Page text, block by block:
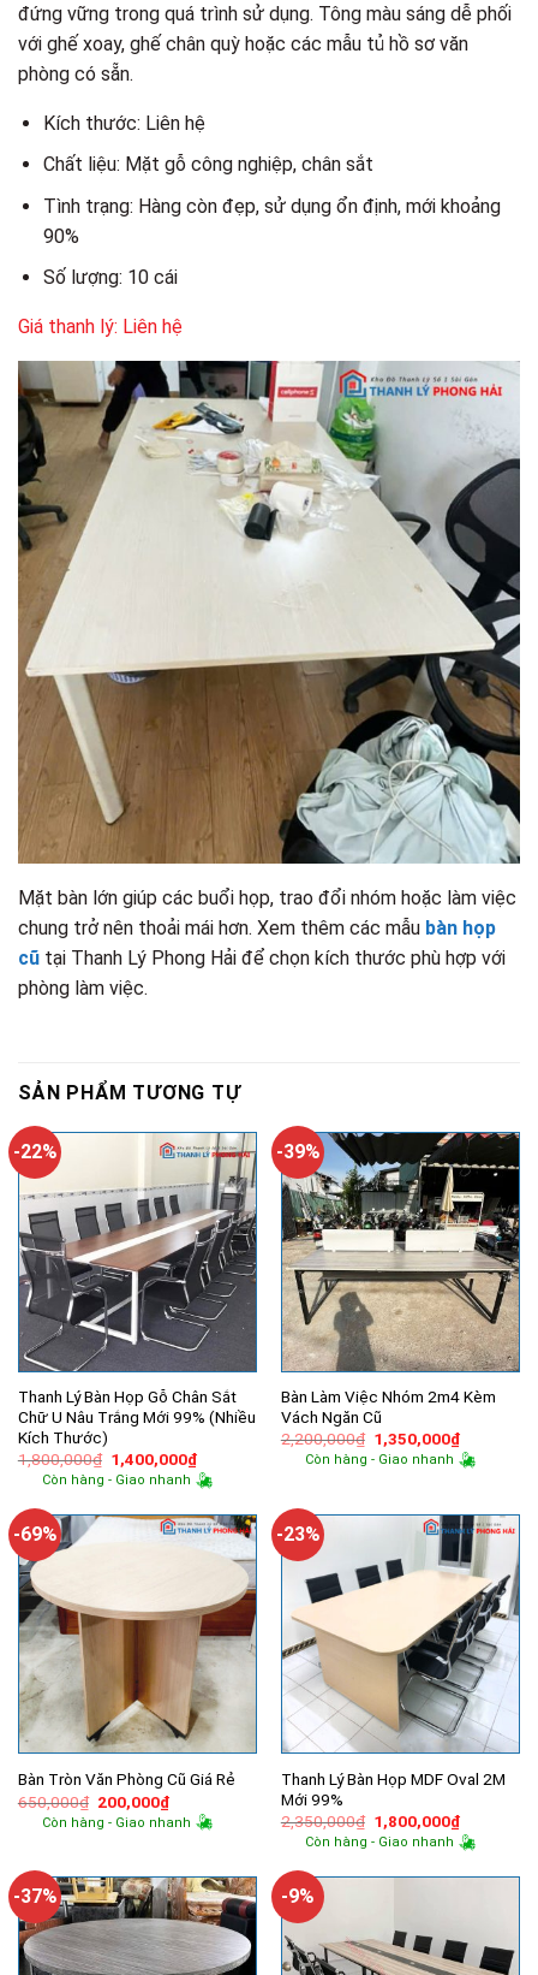
đứng vững trong quá trình sử dụng. Tông màu sáng dễ phối
với ghế xoay, ghế chân quỳ hoặc các mẫu tủ hồ sơ văn
phòng có sẵn.
Kích thước: Liên hệ
Chất liệu: Mặt gỗ công nghiệp, chân sắt
Tình trạng: Hàng còn đẹp, sử dụng ổn định, mới khoảng
90%
Số lượng: 10 cái
Giá thanh lý: Liên hệ
Mặt bàn lớn giúp các buổi họp, trao đổi nhóm hoặc làm việc
chung trở nên thoải mái hơn. Xem thêm các mẫu bàn họp
cũ tại Thanh Lý Phong Hải để chọn kích thước phù hợp với
phòng làm việc.
SẢN PHẨM TƯƠNG TỰ
-22%
Thanh Lý Bàn Họp Gỗ Chân Sắt
Chữ U Nâu Trắng Mới 99% (Nhiều
Kích Thước)
1,800,000₫ Giá
gốc
là:
1,400,000₫Giá
hiện
tại
1,400,000₫.
Còn hàng - Giao nhanh
-39%
Bàn Làm Việc Nhóm 2m4 Kèm
Vách Ngăn Cũ
2,200,000₫ Giá
gốc
là:
1,350,000₫Giá
hiện
tại
Còn hàng - Giao nhanh
-69%
Bàn Tròn Văn Phòng Cũ Giá Rẻ
650,000₫ Giá
gốc
là:
200,000₫Giá
hiện
tại
Còn hàng - Giao nhanh
-23%
Thanh Lý Bàn Họp MDF Oval 2M
Mới 99%
2,350,000₫ Giá
gốc
là:
1,800,000₫Giá
hiện
tại
Còn hàng - Giao nhanh
-37% -9%